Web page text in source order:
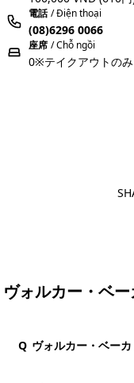
電話 / Điện thoại
(08)6296 0066
座席 / Chỗ ngồi
0※テイクアウトのみ
ヴォルカー・ベ
Q ヴォルカー・ベー